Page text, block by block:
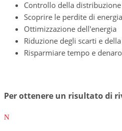
Controllo della
Scoprire le perdite di energia
Ottimizzazione dell'energia
Riduzione degli scarti e
Risparmiare tempo e denaro
Per ottenere un risultato di
N